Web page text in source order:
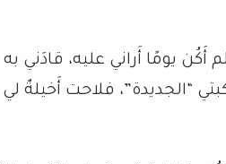
أَكُن يومًا أَراني عليه،
“الجديدة”، فلاحت أَخيلةٌ لي